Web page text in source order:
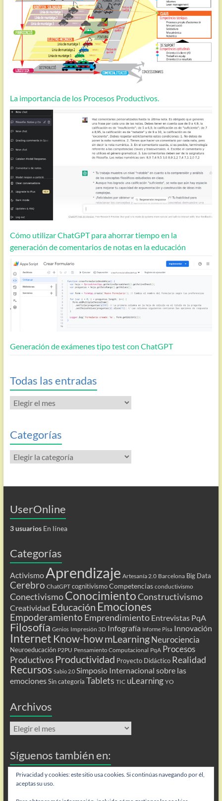
La importancia de los Procesos Productivos.
Cómo utilizar ChatGPT para ahorrar tiempo en la
generación de comentarios de notas en la educación
Generación de exámenes tipo test con ChatGPT
Todas las entradas
Todas
las
Categorías
Categorías
UserOnline
3 usuariosEn línea
Categorías
Activismo Aprendizaje Artesanía 2.0 Barcelona Big Data
Cerebro ChatGPT cognitivismo Competencias conductivismo
ConectivismoConocimientoConstructivismo
Creatividad Educación Emociones
Empoderamiento Emprendimiento Entrevistas PqA
Filosofía Genios Impresión 3D Infografía Informe Pisa Innovación
Internet Know-howmLearning Neurociencia
Neuroeducación P2PU Pensamiento Computacional PqA Procesos
Productivos Productividad Proyecto Didáctico Realidad
Recursos Sabio 2.0 Simposio Internacional sobre las
emociones Sin categoría Tablets TIC uLearning YO
Archivos
Archivos
Síguenos también en:
Flip
Privacidad y cookies: este sitio usa cookies. Si continúas navegando por él,
aceptas su uso.